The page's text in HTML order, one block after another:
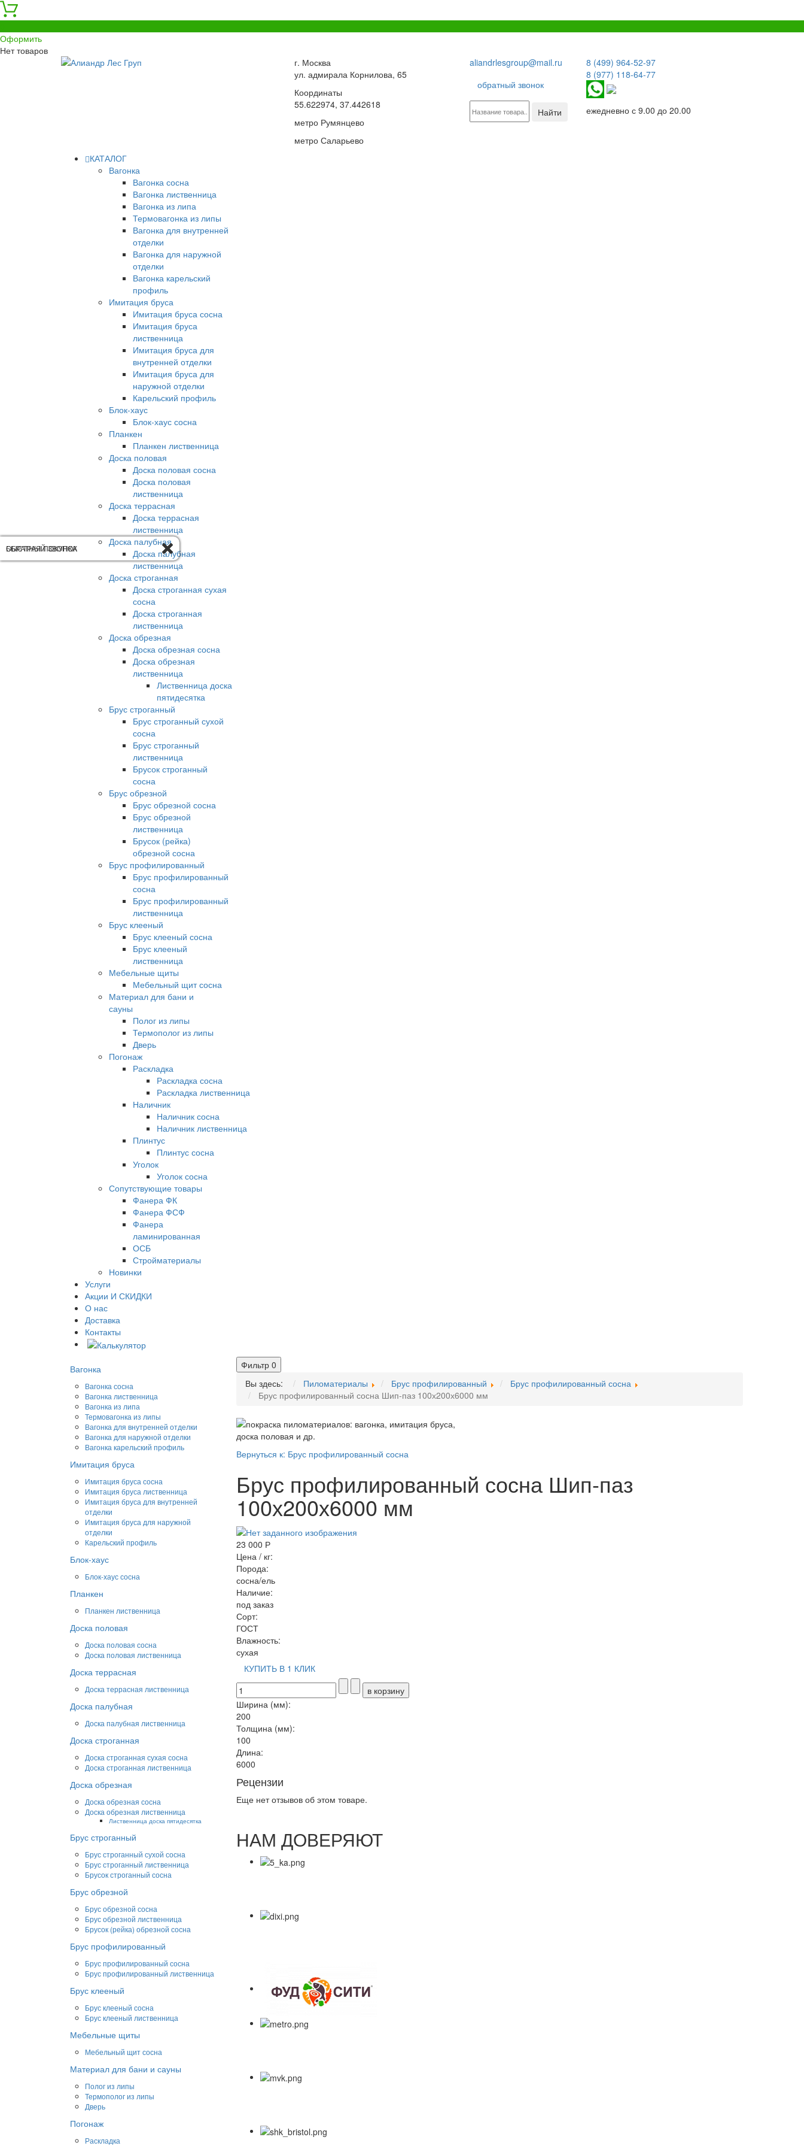
Оформить
Нет товаров
г. Москва
ул. адмирала Корнилова, 65
Координаты
55.622974, 37.442618
метро Румянцево
метро Саларьево
aliandrlesgroup@mail.ru
обратный звонок
8 (499) 964-52-97
8 (977) 118-64-77
ежедневно с 9.00 до 20.00
КАТАЛОГ
Вагонка
Вагонка сосна
Вагонка лиственница
Вагонка из липа
Термовагонка из липы
Вагонка для внутренней
отделки
Вагонка для наружной
отделки
Вагонка карельский
профиль
Имитация бруса
Имитация бруса сосна
Имитация бруса
лиственница
Имитация бруса для
внутренней отделки
Имитация бруса для
наружной отделки
Карельский профиль
Блок-хаус
Блок-хаус сосна
Планкен
Планкен лиственница
Доска половая
Доска половая сосна
Доска половая
лиственница
Доска террасная
Доска террасная
лиственница
Доска палубная
Доска палубная
лиственница
Доска строганная
Доска строганная сухая
сосна
Доска строганная
лиственница
Доска обрезная
Доска обрезная сосна
Доска обрезная
лиственница
Лиственница доска
пятидесятка
Брус строганный
Брус строганный сухой
сосна
Брус строганный
лиственница
Брусок строганный
сосна
Брус обрезной
Брус обрезной сосна
Брус обрезной
лиственница
Брусок (рейка)
обрезной сосна
Брус профилированный
Брус профилированный
сосна
Брус профилированный
лиственница
Брус клееный
Брус клееный сосна
Брус клееный
лиственница
Мебельные щиты
Мебельный щит сосна
Материал для бани и
сауны
Полог из липы
Термополог из липы
Дверь
Погонаж
Раскладка
Раскладка сосна
Раскладка лиственница
Наличник
Наличник сосна
Наличник лиственница
Плинтус
Плинтус сосна
Уголок
Уголок сосна
Сопутствующие товары
Фанера ФК
Фанера ФСФ
Фанера
ламинированная
ОСБ
Стройматериалы
Новинки
Услуги
Акции И СКИДКИ
О нас
Доставка
Контакты
Фильтр 0
Вы здесь:
Пиломатериалы Брус профилированный
Брус профилированный сосна
Брус профилированный сосна Шип-паз 100х200х6000 мм
Вернуться к: Брус профилированный сосна
Брус профилированный сосна Шип-паз
100х200х6000 мм
23 000 Р
Цена / кг:
Порода:
сосна/ель
Наличие:
под заказ
Сорт:
ГОСТ
Влажность:
сухая
КУПИТЬ В 1 КЛИК
Ширина (мм):
200
Толщина (мм):
100
Длина:
6000
Рецензии
Еще нет отзывов об этом товаре.
НАМ ДОВЕРЯЮТ
Вагонка
Вагонка сосна
Вагонка лиственница
Вагонка из липа
Термовагонка из липы
Вагонка для внутренней отделки
Вагонка для наружной отделки
Вагонка карельский профиль
Имитация бруса
Имитация бруса сосна
Имитация бруса лиственница
Имитация бруса для внутренней
отделки
Имитация бруса для наружной
отделки
Карельский профиль
Блок-хаус
Блок-хаус сосна
Планкен
Планкен лиственница
Доска половая
Доска половая сосна
Доска половая лиственница
Доска террасная
Доска террасная лиственница
Доска палубная
Доска палубная лиственница
Доска строганная
Доска строганная сухая сосна
Доска строганная лиственница
Доска обрезная
Доска обрезная сосна
Доска обрезная лиственница
Лиственница доска пятидесятка
Брус строганный
Брус строганный сухой сосна
Брус строганный лиственница
Брусок строганный сосна
Брус обрезной
Брус обрезной сосна
Брус обрезной лиственница
Брусок (рейка) обрезной сосна
Брус профилированный
Брус профилированный сосна
Брус профилированный лиственница
Брус клееный
Брус клееный сосна
Брус клееный лиственница
Мебельные щиты
Мебельный щит сосна
Материал для бани и сауны
Полог из липы
Термополог из липы
Дверь
Погонаж
Раскладка
ОБРАТНЫЙ ЗВОНОК
БЫСТРАЯ ПОКУПКА